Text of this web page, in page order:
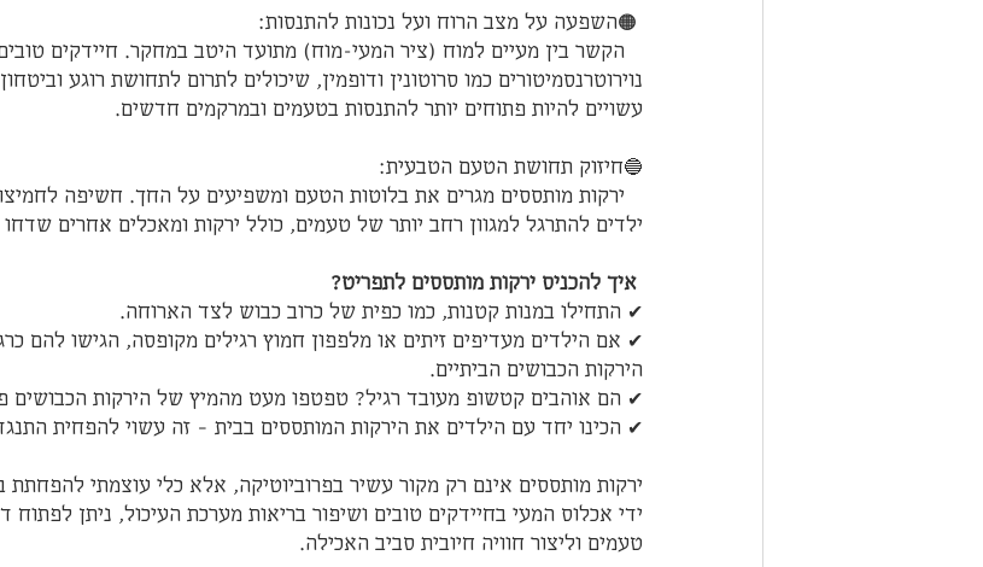
הקשר בין מעיים למוח (ציר המעי-מוח) מתועד היטב במחקר. חיידקים
נוירוטרנסמיטורים כמו סרוטונין ודופמין, שיכולים לתרום לתחושת רוגע
עשויים להיות פתוחים יותר להתנסות בטעמים ובמרקמים חדשים.
🔵חיזוק תחושת הטעם הטבעית:
ירקות מותססים מגרים את בלוטות הטעם ומשפיעים על החך. חשיפה
ילדים להתרגל למגוון רחב יותר של טעמים, כולל ירקות ומאכלים אחרים
✔ התחילו במנות קטנות, כמו כפית של כרוב כבוש לצד הארוחה.
✔ אם הילדים מעדיפים זיתים או מלפפון חמוץ רגילים מקופסה, הגישו להם
הירקות הכבושים הביתיים.
✔ הם אוהבים קטשופ מעובד רגיל? טפטפו מעט מהמיץ של הירקות הכבושים
✔ הכינו יחד עם הילדים את הירקות המותססים בבית – זה עשוי להפחית
ירקות מותססים אינם רק מקור עשיר בפרוביוטיקה, אלא כלי עוצמתי להפחתת
ידי אכלוס המעי בחיידקים טובים ושיפור בריאות מערכת העיכול, ניתן
טעמים וליצור חוויה חיובית סביב האכילה.